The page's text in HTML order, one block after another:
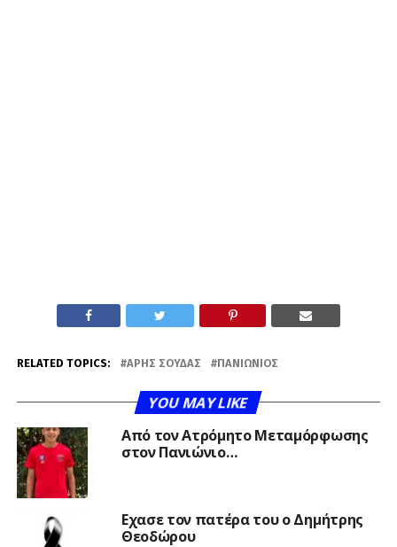
RELATED TOPICS: ΆΡΗΣ ΣΟΎΔΑΣ ΠΑΝΙΏΝΙΟΣ
YOU MAY LIKE
Από τον Ατρόμητο Μεταμόρφωσης
στον Πανιώνιο…
Εχασε τον πατέρα του ο Δημήτρης
Θεοδώρου